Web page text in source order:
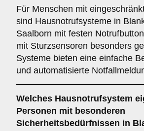
Für Menschen mit
sind Hausnotrufsysteme in
Saalborn mit festen
mit Sturzsensoren besonders
Systeme bieten eine einfache
und automatisierte
Welches Hausnotrufsystem
Personen mit besonderen
Sicherheitsbedürfnissen in